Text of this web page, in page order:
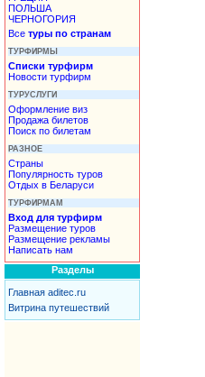
ПОЛЬША
ЧЕРНОГОРИЯ
Все туры по странам
ТУРФИРМЫ
Списки турфирм
Новости турфирм
ТУРУСЛУГИ
Оформление виз
Продажа билетов
Поиск по билетам
РАЗНОЕ
Страны
Популярность туров
Отдых в Беларуси
ТУРФИРМАМ
Вход для турфирм
Размещение туров
Размещение рекламы
Написать нам
Разделы
Главная aditec.ru
Витрина путешествий